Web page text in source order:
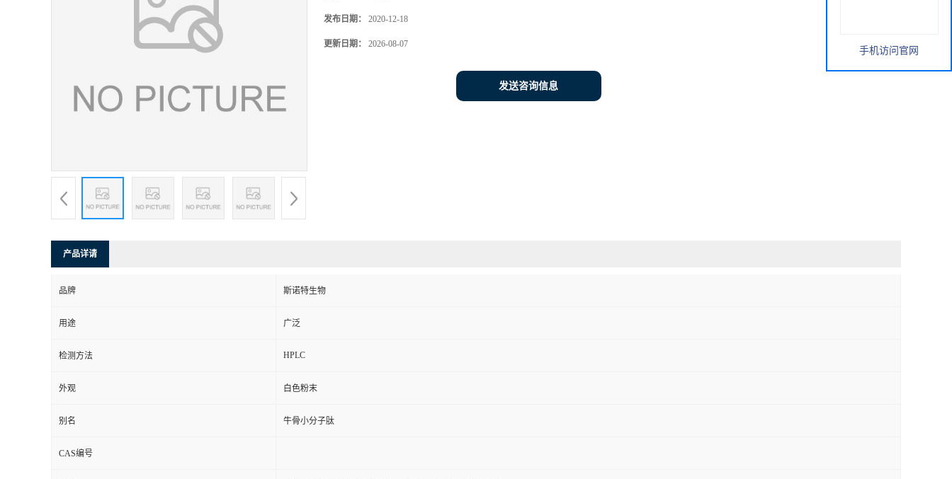
发布日期： 2020-12-18
更新日期： 2026-08-07
发送咨询信息
产品详请
品牌 斯诺特生物
用途 广泛
检测方法 HPLC
外观 白色粉末
别名 牛骨小分子肽
CAS编号
手机访问官网